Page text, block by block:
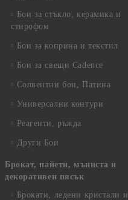
Бои за стъкло, керамика и
стирофом
Бои за коприна и текстил
Бои за свещи Cadence
Солвентни бои, Патина
Универсални контури
Реагенти, ръжда
Други Бои
Брокат, пайети, мъниста и
декоративен пясък
Брокати, ледени кристали и